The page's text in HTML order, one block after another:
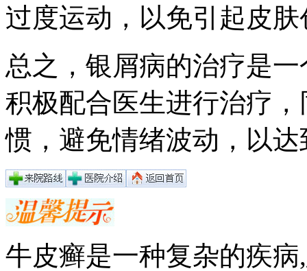
过度运动，以免引起皮肤
总之，银屑病的治疗是
积极配合医生进行治疗
惯，避免情绪波动，以
牛皮癣是一种复杂的疾